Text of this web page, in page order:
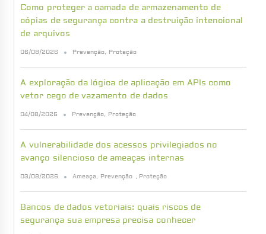
Como proteger a camada de armazenamento de
cópias de segurança contra a destruição intencional
de arquivos
06/08/2026 Prevenção, Proteção
A exploração da lógica de aplicação em APIs como
vetor cego de vazamento de dados
04/08/2026 Prevenção, Proteção
A vulnerabilidade dos acessos privilegiados no
avanço silencioso de ameaças internas
03/08/2026 Ameaça, Prevenção , Proteção
Bancos de dados vetoriais: quais riscos de
segurança sua empresa precisa conhecer